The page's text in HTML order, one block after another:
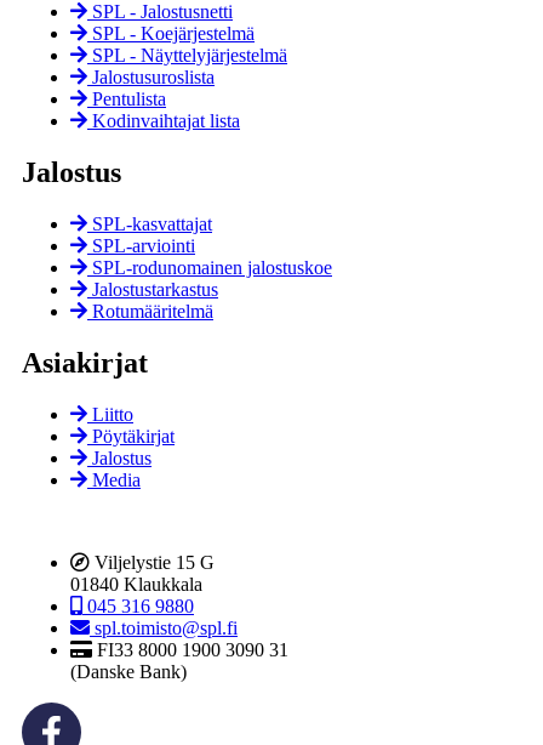
SPL - Jalostusnetti
SPL - Koejärjestelmä
SPL - Näyttely­järjestelmä
Jalostusuroslista
Pentulista
Kodinvaihtajat lista
Jalostus
SPL-kasvattajat
SPL-arviointi
SPL-rodunomainen jalostuskoe
Jalostustarkastus
Rotumääritelmä
Asiakirjat
Liitto
Pöytäkirjat
Jalostus
Media
Viljelystie 15 G
01840 Klaukkala
045 316 9880
spl.toimisto@spl.fi
FI33 8000 1900 3090 31
(Danske Bank)